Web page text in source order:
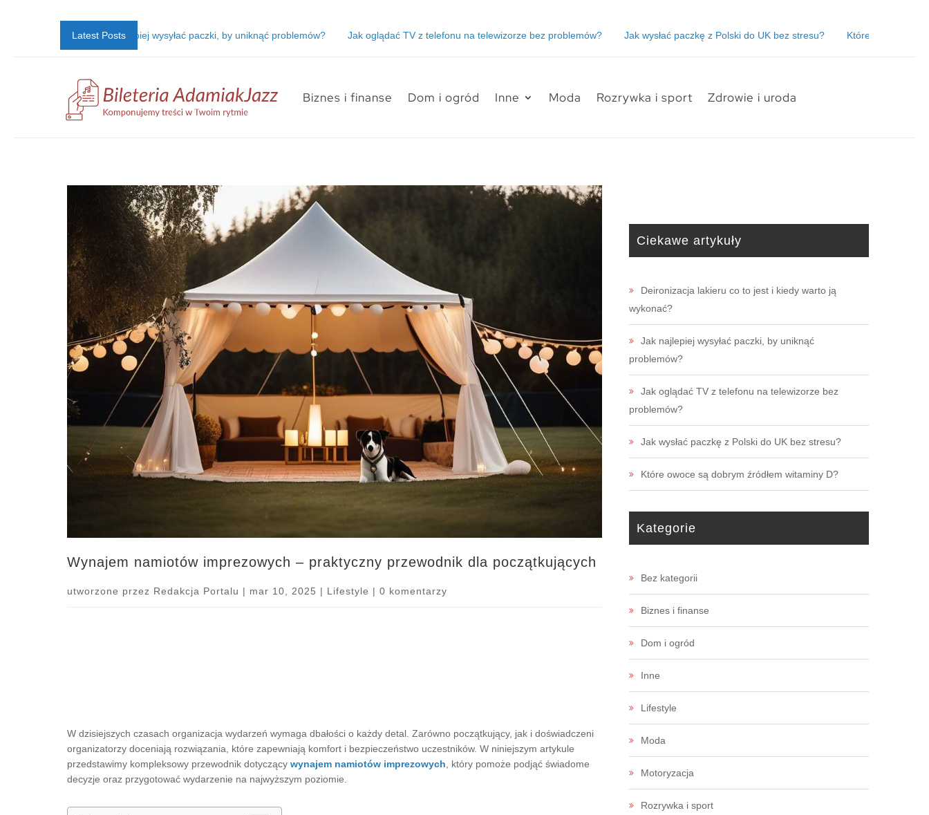
Latest Posts
Jak najlepiej wysyłać paczki, by uniknąć problemów? Jak oglądać TV z telefonu na telewizorze bez problemów? Jak wysłać paczkę z Polski do UK bez stresu? Które owoce są dobrym źródłem
Biznes i finanse Dom i ogród Inne Moda Rozrywka i sport Zdrowie i uroda
Wynajem namiotów imprezowych – praktyczny przewodnik dla początkujących
utworzone przez Redakcja Portalu | mar 10, 2025 | Lifestyle | 0 komentarzy
W dzisiejszych czasach organizacja wydarzeń wymaga dbałości o każdy detal. Zarówno początkujący, jak i doświadczeni
organizatorzy doceniają rozwiązania, które zapewniają komfort i bezpieczeństwo uczestników. W niniejszym artykule
przedstawimy kompleksowy przewodnik dotyczący wynajem namiotów imprezowych , który pomoże podjąć świadome
decyzje oraz przygotować wydarzenie na najwyższym poziomie.
Ciekawe artykuły
Deironizacja lakieru co to jest i kiedy warto ją
wykonać?
Jak najlepiej wysyłać paczki, by uniknąć
problemów?
Jak oglądać TV z telefonu na telewizorze bez
problemów?
Jak wysłać paczkę z Polski do UK bez stresu?
Które owoce są dobrym źródłem witaminy D?
Kategorie
Bez kategorii
Biznes i finanse
Dom i ogród
Inne
Lifestyle
Moda
Motoryzacja
Rozrywka i sport